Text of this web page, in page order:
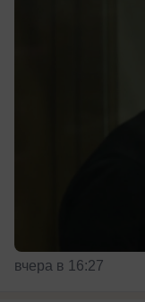
вчера в 16:27